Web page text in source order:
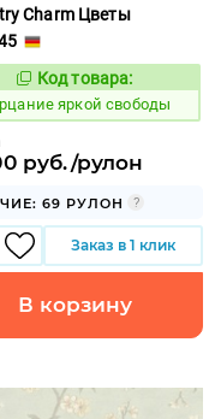
Charm Цветы
975835
Код товара:
яркой свободы
руб./рулон
69 РУЛОН
Заказ в 1 клик
В корзину